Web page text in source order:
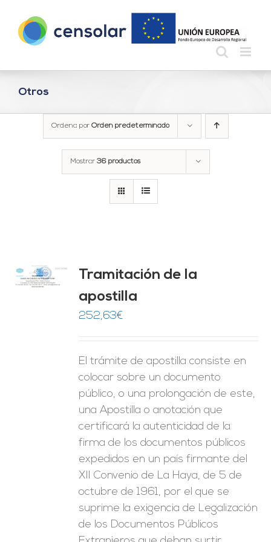
contenido
Otros
Ordena por Orden predeterminado
Mostrar 36 productos
Tramitación de la
apostilla
252,63€
El trámite de apostilla consiste en
colocar sobre un documento
público, o una prolongación de este,
una Apostilla o anotación que
certificará la autenticidad de la
firma de los documentos públicos
expedidos en un país firmante del
XII Convenio de La Haya, de 5 de
octubre de 1961, por el que se
suprime la exigencia de Legalización
de los Documentos Públicos